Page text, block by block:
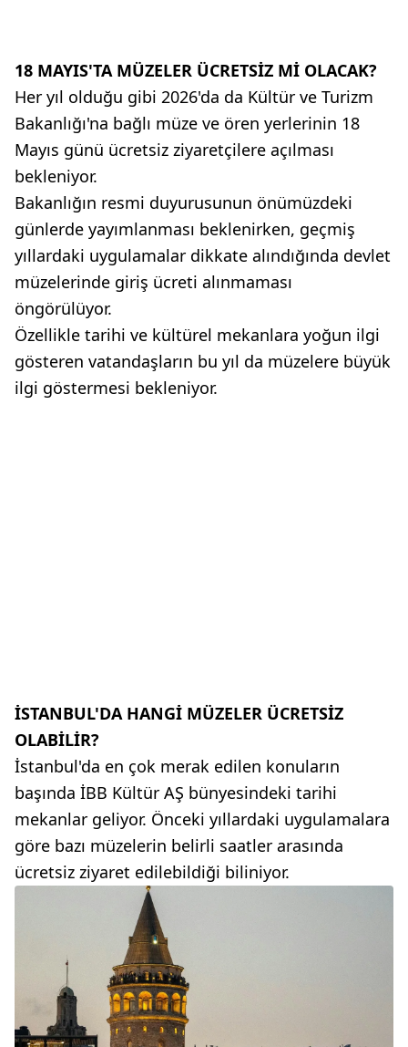
18 MAYIS'TA MÜZELER ÜCRETSİZ Mİ OLACAK?
Her yıl olduğu gibi 2026'da da Kültür ve Turizm
Bakanlığı'na bağlı müze ve ören yerlerinin 18
Mayıs günü ücretsiz ziyaretçilere açılması
bekleniyor.
Bakanlığın resmi duyurusunun önümüzdeki
günlerde yayımlanması beklenirken, geçmiş
yıllardaki uygulamalar dikkate alındığında devlet
müzelerinde giriş ücreti alınmaması
öngörülüyor.
Özellikle tarihi ve kültürel mekanlara yoğun ilgi
gösteren vatandaşların bu yıl da müzelere büyük
ilgi göstermesi bekleniyor.
İSTANBUL'DA HANGİ MÜZELER ÜCRETSİZ
OLABİLİR?
İstanbul'da en çok merak edilen konuların
başında İBB Kültür AŞ bünyesindeki tarihi
mekanlar geliyor. Önceki yıllardaki uygulamalara
göre bazı müzelerin belirli saatler arasında
ücretsiz ziyaret edilebildiği biliniyor.